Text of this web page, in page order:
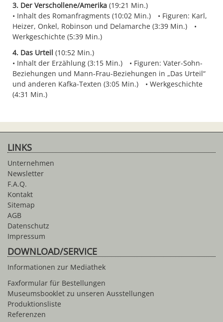
3. Der Verschollene/Amerika (19:21 Min.)
Inhalt des Romanfragments (10:02 Min.)
Figuren: Karl,
Heizer, Onkel, Robinson und Delamarche (3:39 Min.)
Werkgeschichte (5:39 Min.)
4. Das Urteil (10:52 Min.)
Inhalt der Erzählung (3:15 Min.)
Figuren: Vater-Sohn-
Beziehungen und Mann-Frau-Beziehungen in „Das Urteil“
und anderen Kafka-Texten (3:05 Min.)
Werkgeschichte
(4:31 Min.)
LINKS
Unternehmen
Newsletter
F.A.Q.
Kontakt
Sitemap
AGB
Datenschutz
Impressum
DOWNLOAD/SERVICE
Informationen zur Mediathek
Faxformular für Bestellungen
Museumsbooklet zu unseren Ausstellungen
Produktionsliste
Referenzen